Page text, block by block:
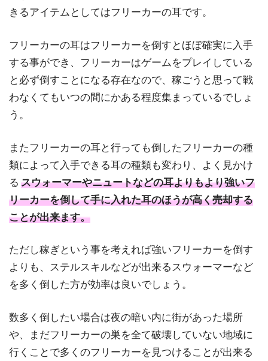
きるアイテムとしてはフリーカーの耳です。
フリーカーの耳はフリーカーを倒すとほぼ確実に入手
する事ができ、フリーカーはゲームをプレイしている
と必ず倒すことになる存在なので、稼ごうと思って戦
わなくてもいつの間にかある程度集まっているでしょ
う。
またフリーカーの耳と行っても倒したフリーカーの種
類によって入手できる耳の種類も変わり、よく見かけ
る スウォーマーやニュートなどの耳よりもより強いフ
リーカーを倒して手に入れた耳のほうが高く売却する
ことが出来ます。
ただし稼ぎという事を考えれば強いフリーカーを倒す
よりも、ステルスキルなどが出来るスウォーマーなど
を多く倒した方が効率は良いでしょう。
数多く倒したい場合は夜の暗い内に街があった場所
や、まだフリーカーの巣を全て破壊していない地域に
行くことで多くのフリーカーを見つけることが出来る